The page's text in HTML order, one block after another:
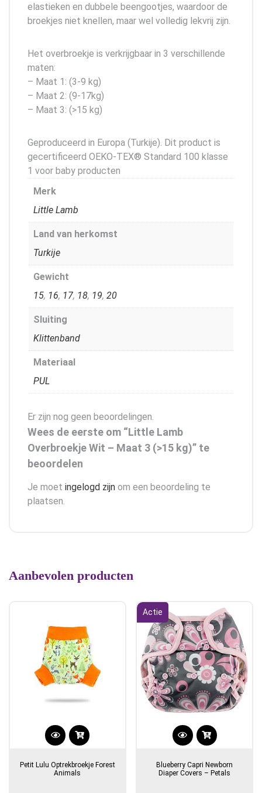
elastieken en dubbele beengootjes, waardoor de
broekjes niet knellen, maar wel volledig lekvrij zijn.
Het overbroekje is verkrijgbaar in 3 verschillende
maten:
– Maat 1: (3-9 kg)
– Maat 2: (9-17kg)
– Maat 3: (>15 kg)
Geproduceerd in Europa (Turkije). Dit product is
gecertificeerd OEKO-TEX® Standard 100 klasse
1 voor baby producten
Merk
Little Lamb
Land van herkomst
Turkije
Gewicht
15, 16, 17, 18, 19, 20
Sluiting
Klittenband
Materiaal
PUL
Er zijn nog geen beoordelingen.
Wees de eerste om “Little Lamb
Overbroekje Wit – Maat 3 (>15 kg)” te
beoordelen
Je moet ingelogd zijn om een beoordeling te
plaatsen.
Aanbevolen producten
Dit
heeft
Petit Lulu Optrekbroekje Forest
Animals
Actie
Blueberry Capri Newborn
Diaper Covers – Petals